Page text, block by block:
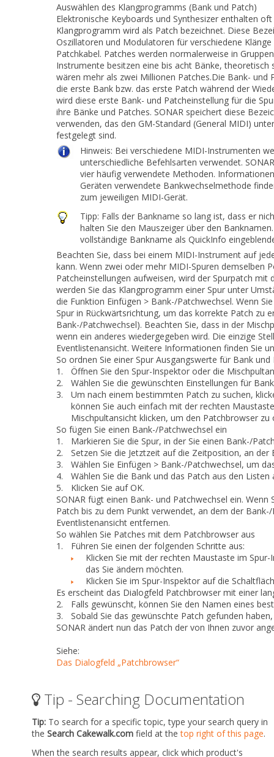
Auswählen des Klangprogramms (Bank und Patch)
Elektronische Keyboards und Synthesizer enthalten
Klangprogramm wird als Patch bezeichnet. Diese
Oszillatoren und Modulatoren für verschiedene
Patchkabel. Patches werden normalerweise in
Instrumente besitzen eine bis acht Bänke,
wären mehr als zwei Millionen Patches.Die Bank-
die erste Bank bzw. das erste Patch während der
wird diese erste Bank- und Patcheinstellung für die
ihre Bänke und Patches. SONAR speichert diese
verwenden, das den GM-Standard (General MIDI)
festgelegt sind.
Hinweis: Bei verschiedene MIDI-Instrumenten
unterschiedliche Befehlsarten verwendet.
vier häufig verwendete Methoden.
Geräten verwendete Bankwechselmethode
zum jeweiligen MIDI-Gerät.
Tipp: Falls der Bankname so lang ist, dass er
halten Sie den Mauszeiger über den
vollständige Bankname als QuickInfo
Beachten Sie, dass bei einem MIDI-Instrument auf
kann. Wenn zwei oder mehr MIDI-Spuren demselben
Patcheinstellungen aufweisen, wird der Spurpatch
werden Sie das Klangprogramm einer Spur unter
die Funktion Einfügen > Bank-/Patchwechsel. Wenn
Spur in Rückwärtsrichtung, um das korrekte Patch zu
Bank-/Patchwechsel). Beachten Sie, dass in der
wenn ein anderes wiedergegeben wird. Die einzige
Eventlistenansicht. Weitere Informationen finden Sie
So ordnen Sie einer Spur Ausgangswerte für Bank und
1.
Öffnen Sie den Spur-Inspektor oder die
2.
Wählen Sie die gewünschten Einstellungen für
3.
Um nach einem bestimmten Patch zu suchen,
können Sie auch einfach mit der rechten
Mischpultansicht klicken, um den Patchbrowser zu
So fügen Sie einen Bank-/Patchwechsel ein
1.
Markieren Sie die Spur, in der Sie einen Bank-/
2.
Setzen Sie die Jetztzeit auf die Zeitposition, an
3.
Wählen Sie Einfügen > Bank-/Patchwechsel, um
4.
Wählen Sie die Bank und das Patch aus den Listen
5.
Klicken Sie aufOK.
SONAR fügt einen Bank- und Patchwechsel ein.
Patch bis zu dem Punkt verwendet, an dem der
Eventlistenansicht entfernen.
So wählen Sie Patches mit dem Patchbrowser aus
1.
Führen Sie einen der folgenden Schritte aus:
Klicken Sie mit der rechten Maustaste im
das Sie ändern möchten.
Klicken Sie im Spur-Inspektor auf die
Es erscheint das Dialogfeld Patchbrowser mit einer
2.
Falls gewünscht, können Sie den Namen eines
3.
Sobald Sie das gewünschte Patch gefunden
SONAR ändert nun das Patch der von Ihnen zuvor
Siehe:
Das Dialogfeld „Patchbrowser“
Tip - Searching Documentation
Tip: To search for a specific topic, type your search query in
the Search Cakewalk.com field at thetop right of this page.
When the search results appear, click which product's